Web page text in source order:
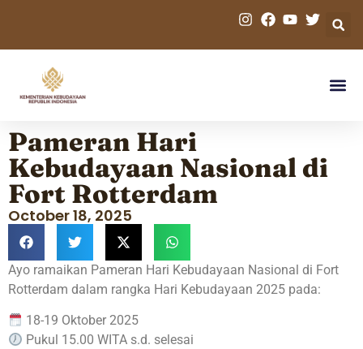
Pameran Hari
Kebudayaan Nasional di
Fort Rotterdam
October 18, 2025
Ayo ramaikan Pameran Hari Kebudayaan Nasional di Fort
Rotterdam dalam rangka Hari Kebudayaan 2025 pada:
18-19 Oktober 2025
Pukul 15.00 WITA s.d. selesai